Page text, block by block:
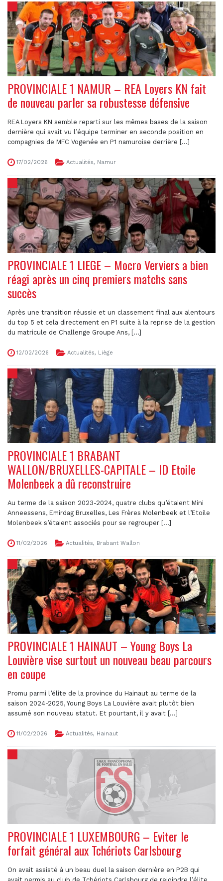
PROVINCIALE 1 NAMUR – REA Loyers KN fait
de nouveau parler sa robustesse défensive
REA Loyers KN semble reparti sur les mêmes bases de la saison
dernière qui avait vu l’équipe terminer en seconde position en
compagnies de MFC Vogenée en P1 namuroise derrière [...]
17/02/2026 Actualités, Namur
PROVINCIALE 1 LIEGE – Mocro Verviers a bien
réagi après un cinq premiers matchs sans
succès
Après une transition réussie et un classement final aux alentours
du top 5 et cela directement en P1 suite à la reprise de la gestion
du matricule de Challenge Groupe Ans, [...]
12/02/2026 Actualités, Liège
PROVINCIALE 1 BRABANT
WALLON/BRUXELLES-CAPITALE – ID Etoile
Molenbeek a dû reconstruire
Au terme de la saison 2023-2024, quatre clubs qu’étaient Mini
Anneessens, Emirdag Bruxelles, Les Frères Molenbeek et l’Etoile
Molenbeek s’étaient associés pour se regrouper [...]
11/02/2026 Actualités, Brabant Wallon
PROVINCIALE 1 HAINAUT – Young Boys La
Louvière vise surtout un nouveau beau parcours
en coupe
Promu parmi l’élite de la province du Hainaut au terme de la
saison 2024-2025, Young Boys La Louvière avait plutôt bien
assumé son nouveau statut. Et pourtant, il y avait [...]
11/02/2026 Actualités, Hainaut
PROVINCIALE 1 LUXEMBOURG – Eviter le
forfait général aux Tchériots Carlsbourg
On avait assisté à un beau duel la saison dernière en P2B qui